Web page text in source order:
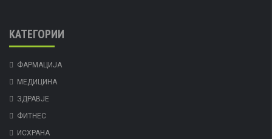
КАТЕГОРИИ
ФАРМАЦИЈА
МЕДИЦИНА
ЗДРАВЈЕ
ФИТНЕС
ИСХРАНА